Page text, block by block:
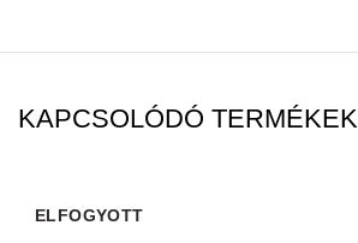
KAPCSOLÓDÓ TERMÉKEK
ELFOGYOTT